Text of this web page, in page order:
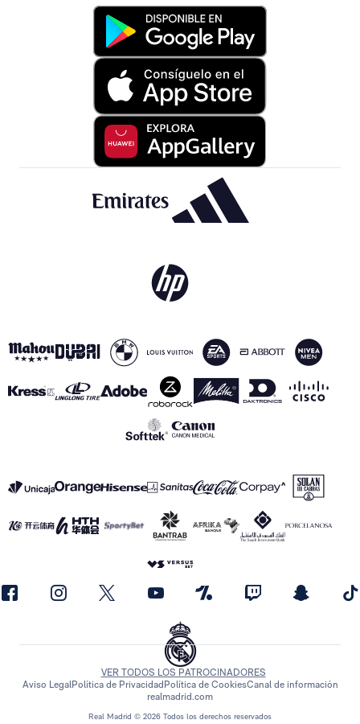
Real Madrid © 2026 Todos los derechos reservados
VER TODOS LOS PATROCINADORES
Aviso LegalPolítica de Privacidad Política de CookiesCanal de información
realmadrid.com